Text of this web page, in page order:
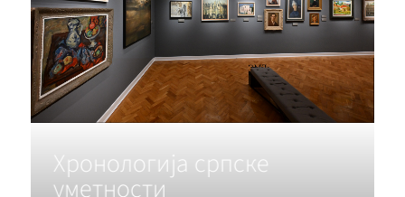
Хронологија српске
уметности